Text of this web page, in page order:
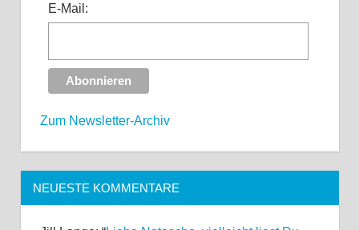
E-Mail:
Zum Newsletter-Archiv
NEUESTE KOMMENTARE